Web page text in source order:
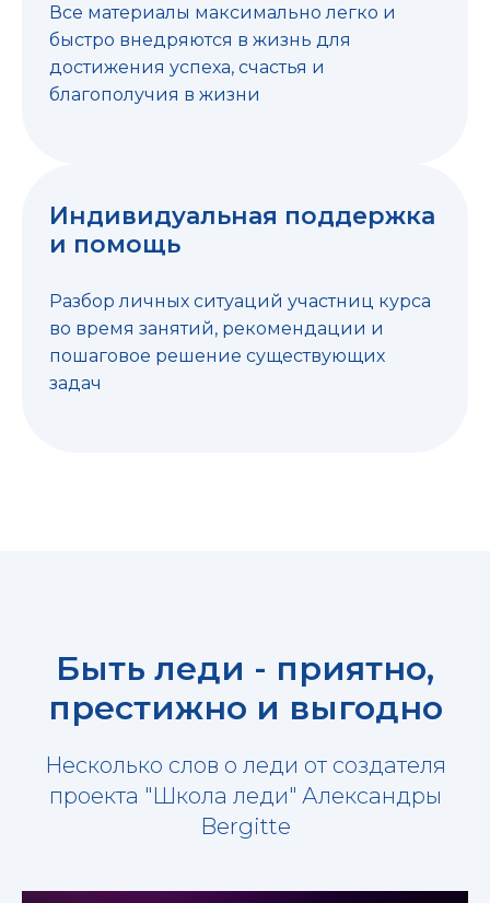
Все материалы максимально легко и
быстро внедряются в жизнь для
достижения успеха, счастья и
благополучия в жизни
Индивидуальная поддержка
и помощь
Разбор личных ситуаций участниц курса
во время занятий, рекомендации и
пошаговое решение существующих
задач
Быть леди - приятно,
престижно и выгодно
Несколько слов о леди от создателя
проекта "Школа леди" Александры
Bergitte